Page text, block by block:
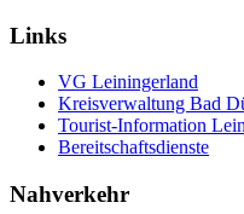
Links
VG Leiningerland
Kreisverwaltung Bad
Tourist-Information
Bereitschaftsdienste
Nahverkehr